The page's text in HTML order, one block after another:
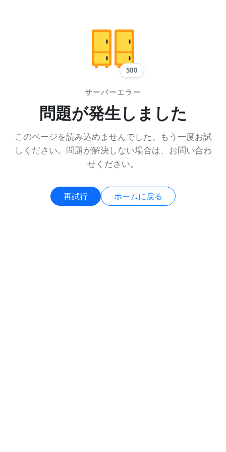
500
サーバーエラー
問題が発生しました
このページを読み込めませんでした。もう一度お試
しください。問題が解決しない場合は、お問い合わ
せください。
再試行 ホームに戻る